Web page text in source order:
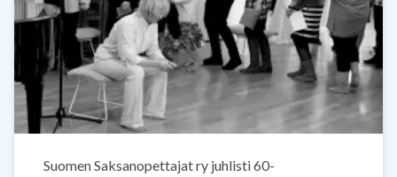
Suomen Saksanopettajat ry juhlisti 60-